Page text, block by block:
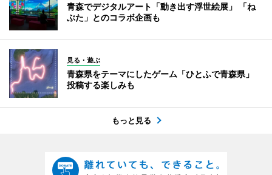
青森でデジタルアート「動き出す浮世絵展」 「ね
ぶた」とのコラボ企画も
見る・遊ぶ
青森県をテーマにしたゲーム「ひとふで青森県」
投稿する楽しみも
もっと見る